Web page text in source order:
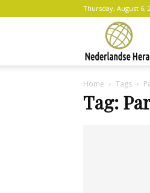
Thursday, August 6,
Home Tags
Tag: